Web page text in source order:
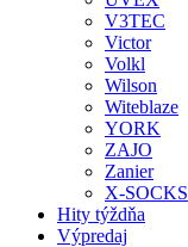
V3TEC
Victor
Volkl
Wilson
Witeblaze
YORK
ZAJO
Zanier
X-SOCKS
Hity týždňa
Výpredaj